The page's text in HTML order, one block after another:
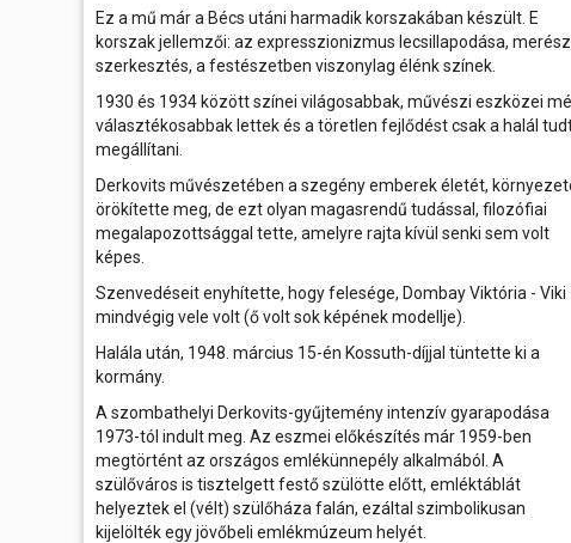
Ez a mű már a Bécs utáni harmadik korszakában készült. E
korszak jellemzői: az expresszionizmus lecsillapodása, merész
szerkesztés, a festészetben viszonylag élénk színek.
1930 és 1934 között színei világosabbak, művészi eszközei
választékosabbak lettek és a töretlen fejlődést csak a halál
megállítani.
Derkovits művészetében a szegény emberek életét,
örökítette meg, de ezt olyan magasrendű tudással, filozófiai
megalapozottsággal tette, amelyre rajta kívül senki sem volt
képes.
Szenvedéseit enyhítette, hogy felesége, Dombay Viktória - Viki
mindvégig vele volt (ő volt sok képének modellje).
Halála után, 1948. március 15-én Kossuth-díjjal tüntette ki a
kormány.
A szombathelyi Derkovits-gyűjtemény intenzív gyarapodása
1973-tól indult meg. Az eszmei előkészítés már 1959-ben
megtörtént az országos emlékünnepély alkalmából. A
szülőváros is tisztelgett festő szülötte előtt, emléktáblát
helyeztek el (vélt) szülőháza falán, ezáltal szimbolikusan
kijelölték egy jövőbeli emlékmúzeum helyét.